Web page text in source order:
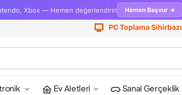
Xbox — Hemen değerlendirin Hemen Başvur →
PC Toplama Sihirbazı
Ev Aletleri Sanal Gerçeklik